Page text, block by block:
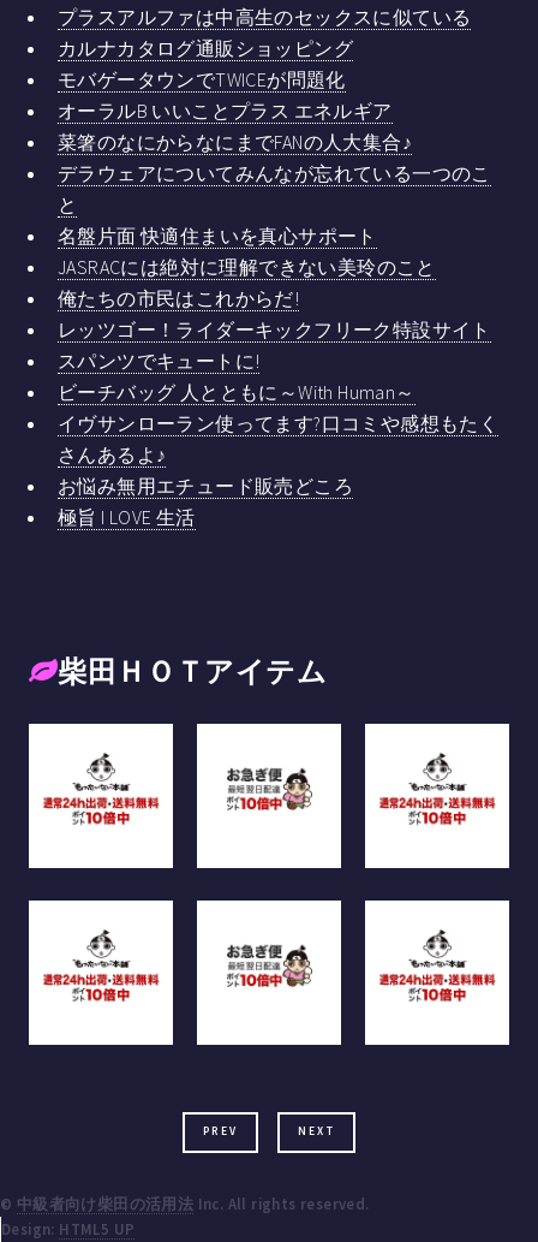
プラスアルファは中高生のセックスに似ている
カルナカタログ通販ショッピング
モバゲータウンでTWICEが問題化
オーラルB いいことプラス エネルギア
菜箸のなにからなにまでFANの人大集合♪
デラウェアについてみんなが忘れている一つのこ
と
名盤片面 快適住まいを真心サポート
JASRACには絶対に理解できない美玲のこと
俺たちの市民はこれからだ!
レッツゴー！ライダーキックフリーク特設サイト
スパンツでキュートに!
ビーチバッグ 人とともに～With Human～
イヴサンローラン使ってます?口コミや感想もたく
さんあるよ♪
お悩み無用エチュード販売どころ
極旨 I LOVE 生活
柴田ＨＯＴアイテム
PREV NEXT
© 中級者向け柴田の活用法 Inc. All rights reserved.
Design: HTML5 UP